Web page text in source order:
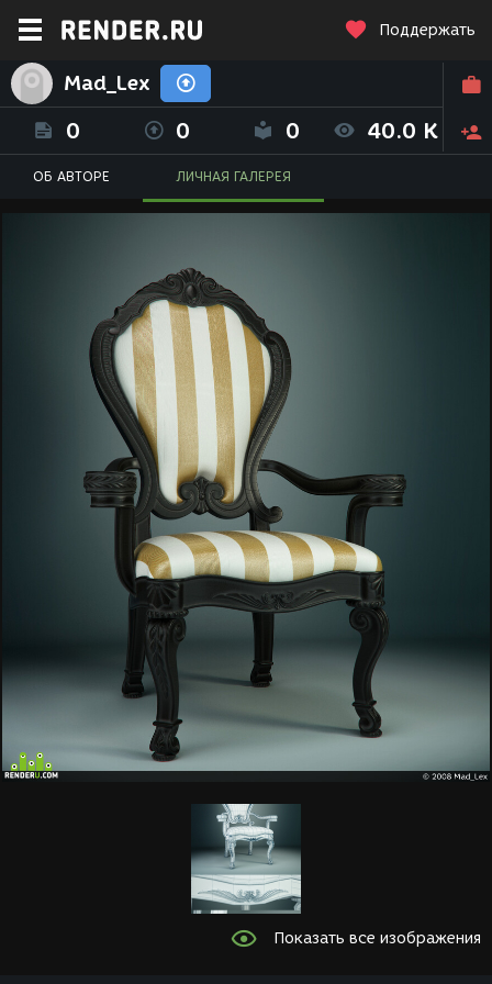
Поддержать
Mad_Lex
0 0 0 40.0 K
ОБ АВТОРЕ ЛИЧНАЯ ГАЛЕРЕЯ
Показать все изображения